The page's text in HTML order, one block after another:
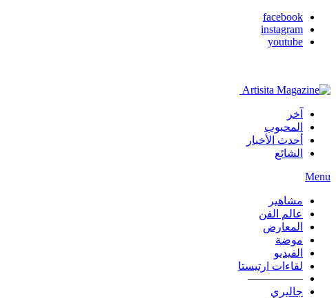
facebook
instagram
youtube
آخر
المحبوب
أحدث الأخبار
الشائع
Menu
مشاهير
عالم الفن
المعارض
موضة
الفيديو
لقاءات ارتيستا
—————
جاليري